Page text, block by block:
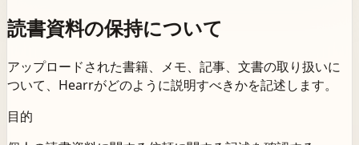
読書資料の保持について
アップロードされた書籍、メモ、記事、文書の取り扱いに
ついて、Hearrがどのように説明すべきかを記述します。
目的